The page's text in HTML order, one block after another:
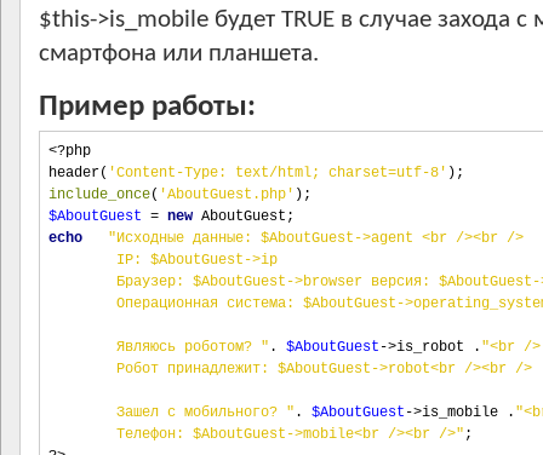
$this->is_mobile будет TRUE в случае захода
смартфона или планшета.
Пример работы:
<?php
header( 'Content-Type: text/html; charset=utf-8' );
include_once( 'AboutGuest.php' );
$AboutGuest = new AboutGuest ;
echo
"Исходные данные: $AboutGuest->agent <br /><br />
        IP: $AboutGuest->ip
Браузер: $AboutGuest->browser версия:
Операционная система: $AboutGuest-
        Являюсь роботом? "
. $AboutGuest ->is_robot . "<br />
        Робот принадлежит: $AboutGuest->robot<br /><br />
        Зашел с мобильного? "
. $AboutGuest ->is_mobile .
        Телефон: $AboutGuest->mobile<br /><br />"
;